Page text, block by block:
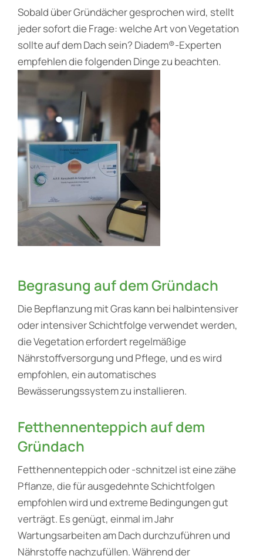
Sobald über Gründächer gesprochen wird, stellt
jeder sofort die Frage: welche Art von Vegetation
sollte auf dem Dach sein? Diadem®-Experten
empfehlen die folgenden Dinge zu beachten.
Begrasung auf dem Gründach
Die Bepflanzung mit Gras kann bei halbintensiver
oder intensiver Schichtfolge verwendet werden,
die Vegetation erfordert regelmäßige
Nährstoffversorgung und Pflege, und es wird
empfohlen, ein automatisches
Bewässerungssystem zu installieren.
Fetthennenteppich auf dem
Gründach
Fetthennenteppich oder -schnitzel ist eine zähe
Pflanze, die für ausgedehnte Schichtfolgen
empfohlen wird und extreme Bedingungen gut
verträgt. Es genügt, einmal im Jahr
Wartungsarbeiten am Dach durchzuführen und
Nährstoffe nachzufüllen. Während der